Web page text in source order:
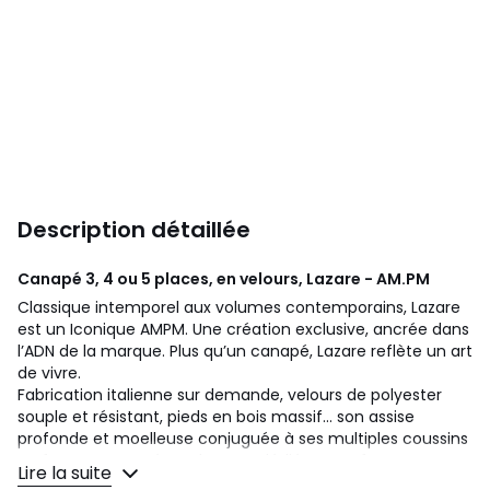
Description détaillée
Canapé 3, 4 ou 5 places, en velours, Lazare - AM.PM
Classique intemporel aux volumes contemporains, Lazare
est un Iconique AMPM. Une création exclusive, ancrée dans
l’ADN de la marque. Plus qu’un canapé, Lazare reflète un art
de vivre.
Fabrication italienne sur demande, velours de polyester
souple et résistant, pieds en bois massif... son assise
profonde et moelleuse conjuguée à ses multiples coussins
en font un canapé totalement dédié au confort. Un
iconique signé AMPM.
Lire la suite